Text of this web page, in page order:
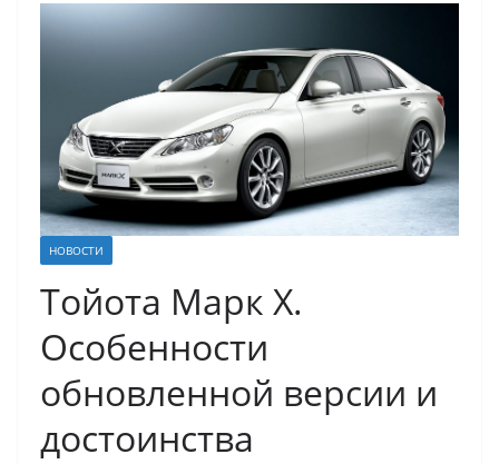
НОВОСТИ
Тойота Марк X.
Особенности
обновленной версии и
достоинства